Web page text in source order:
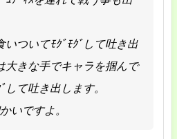
いついてﾓｸﾞﾓｸﾞして吐き出
大きな手でキャラを掴んで
して吐き出します。
いですよ。